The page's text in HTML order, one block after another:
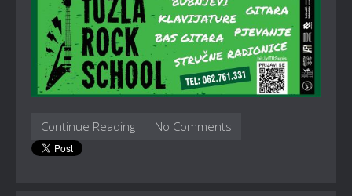
Continue Reading No Comments